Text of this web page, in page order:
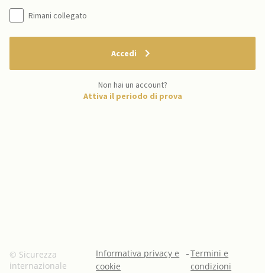
Rimani collegato
Accedi
Non hai un account?
Attiva il periodo di prova
© Sicurezza
internazionale
Informativa privacy e
cookie
-Termini e
condizioni